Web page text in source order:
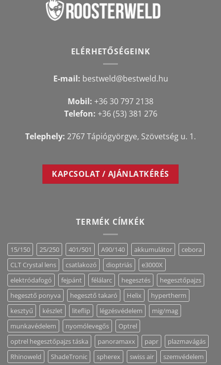
ELÉRHETŐSÉGEINK
E-mail: bestweld@bestweld.hu
Mobil: +36 30 797 2138
Telefon: +36 (53) 381 276
Telephely: 2767 Tápiógyörgye, Szövetség u. 1.
KAPCSOLAT / AJÁNLATKÉRÉS
TERMÉK CÍMKÉK
15/150 25/250 401/501 A90/140 akkumulátor
cebora
CLT Crystal lens
csatlakozó dioptriás
e3000X
elektródafogó
fejpánt félálarc hegesztés
hegesztőpajzs
hegesztő ponyva
hegesztő takaró Helix
hypertherm
kesztyű
készlet liteflip légzésvédelem
mig/mag
munkavédelem
nyomólevegős
Optrel
optrel hegesztőpajzs táska
panoramaxx papr
plazmavágás
Rhinoweld
ShadeTronic spherex swiss air szemvédelem